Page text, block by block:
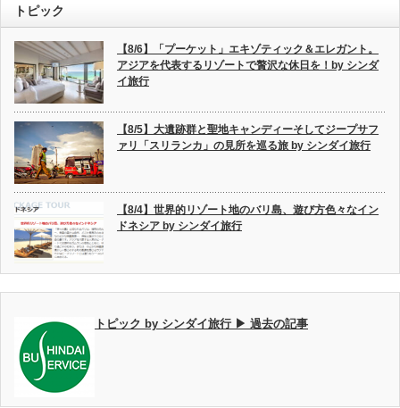
トピック
【8/6】「プーケット」エキゾティック＆エレガント。
アジアを代表するリゾートで贅沢な休日を！by シンダ
イ旅行
【8/5】大遺跡群と聖地キャンディーそしてジープサフ
ァリ「スリランカ」の見所を巡る旅 by シンダイ旅行
【8/4】世界的リゾート地のバリ島、遊び方色々なイン
ドネシア by シンダイ旅行
トピック by シンダイ旅行 ▶ 過去の記事